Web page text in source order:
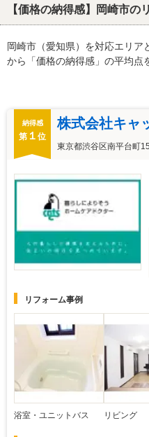
【価格の納得感】岡崎市の
岡崎市（愛知県）を対応エリア
から「価格の納得感」の平均点
納得感
第 １ 位
株式会社キャ
東京都渋谷区南平台町
リフォーム事例
浴室・ユニットバス リビング